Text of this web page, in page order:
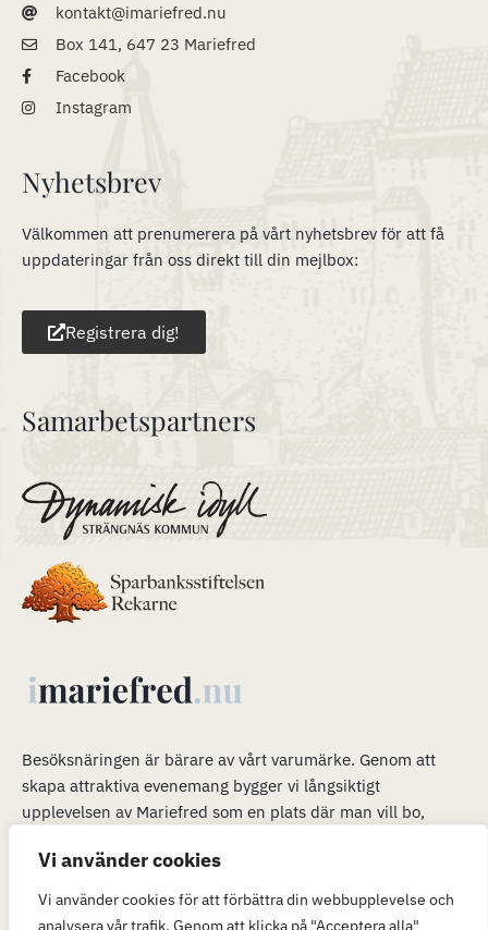
Vi använder cookies
Vi använder cookies för att förbättra din webbupplevelse och
analysera vår trafik. Genom att klicka på "Acceptera alla"
kontakt@imariefred.nu
Box 141, 647 23 Mariefred
Facebook
Instagram
Nyhetsbrev
Välkommen att prenumerera på vårt nyhetsbrev för att få
uppdateringar från oss direkt till din mejlbox:
Registrera dig!
Samarbetspartners
Besöksnäringen är bärare av vårt varumärke. Genom att
skapa attraktiva evenemang bygger vi långsiktigt
upplevelsen av Mariefred som en plats där man vill bo,
bara ett trevligt besök. När många är i Mariefred kan vi
passa på att marknadsföra möjligheterna att flytta hit och
(eller) verka här.